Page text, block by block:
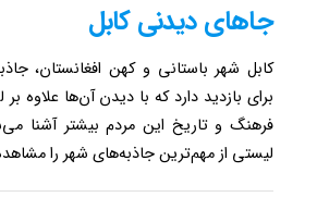
جاهای دیدنی کابل
کابل شهر باستانی و کهن افغانستان،
برای بازدید دارد که با دیدن آن‌ها علاوه
فرهنگ و تاریخ این مردم بیشتر آشنا
لیستی از مهم‌ترین جاذبه‌های شهر را